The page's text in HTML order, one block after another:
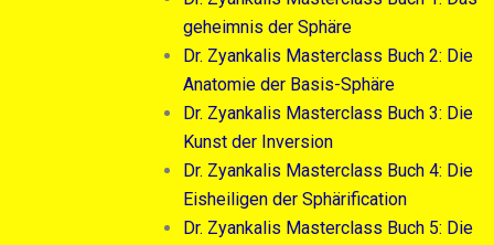
geheimnis der Sphäre
Dr. Zyankalis Masterclass Buch 2: Die
Anatomie der Basis-Sphäre
Dr. Zyankalis Masterclass Buch 3: Die
Kunst der Inversion
Dr. Zyankalis Masterclass Buch 4: Die
Eisheiligen der Sphärification
Dr. Zyankalis Masterclass Buch 5: Die